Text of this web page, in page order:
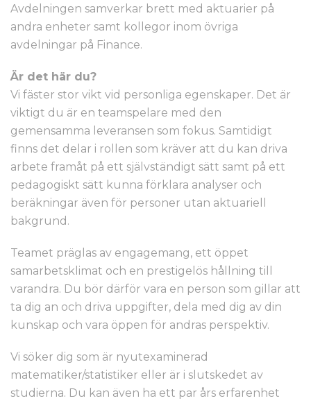
Avdelningen samverkar brett med aktuarier på
andra enheter samt kollegor inom övriga
avdelningar på Finance.
Är det här du?
Vi fäster stor vikt vid personliga egenskaper. Det är
viktigt du är en teamspelare med den
gemensamma leveransen som fokus. Samtidigt
finns det delar i rollen som kräver att du kan driva
arbete framåt på ett självständigt sätt samt på ett
pedagogiskt sätt kunna förklara analyser och
beräkningar även för personer utan aktuariell
bakgrund.
Teamet präglas av engagemang, ett öppet
samarbetsklimat och en prestigelös hållning till
varandra. Du bör därför vara en person som gillar att
ta dig an och driva uppgifter, dela med dig av din
kunskap och vara öppen för andras perspektiv.
Vi söker dig som är nyutexaminerad
matematiker/statistiker eller är i slutskedet av
studierna. Du kan även ha ett par års erfarenhet